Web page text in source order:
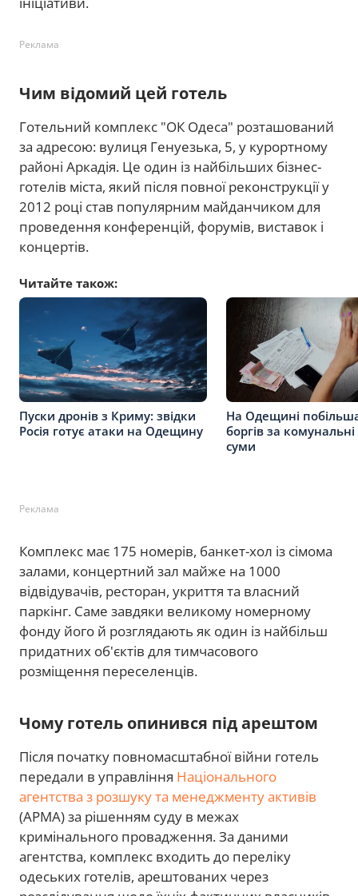
Реклама
Чим відомий цей готель
Готельний комплекс "ОК Одеса" розташований
за адресою: вулиця Генуезька, 5, у курортному
районі Аркадія. Це один із найбільших бізнес-
готелів міста, який після повної реконструкції у
2012 році став популярним майданчиком для
проведення конференцій, форумів, виставок і
концертів.
Читайте також:
Пуски дронів з Криму: звідки
Росія готує атаки на Одещину
На Одещині
боргів за
суми
Реклама
Комплекс має 175 номерів, банкет-хол із сімома
залами, концертний зал майже на 1000
відвідувачів, ресторан, укриття та власний
паркінг. Саме завдяки великому номерному
фонду його й розглядають як один із найбільш
придатних об'єктів для тимчасового
розміщення переселенців.
Чому готель опинився під арештом
Після початку повномасштабної війни готель
передали в управління Національного
агентства з розшуку та менеджменту активів
(АРМА) за рішенням суду в межах
кримінального провадження. За даними
агентства, комплекс входить до переліку
одеських готелів, арештованих через